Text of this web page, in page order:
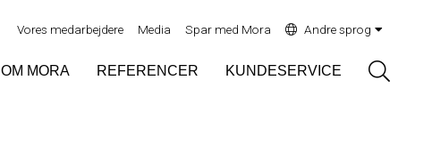
Vores medarbejdere Media Spar med Mora Andre sprog
OM MORA REFERENCER KUNDESERVICE